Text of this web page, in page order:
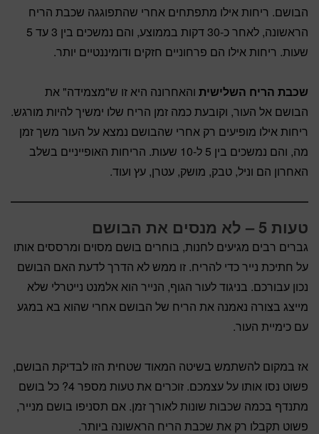
הבושם. ריחות אילו מתפתחים אחרי שהתפוגגה שכבת הריח
הראשונה, לאחר כ-30 דקות בממוצע, והם נמשכים בין 3 עד 5
שעות. ריחות אילו הם פרחוניים חזקים ודומיננטיים יותר.
שכבת הריח השלישית והאחרונה היא זו ש"מצמידה" את
הבושם אל העור, וקובעת כמה זמן הריח שלו ימשיך להיות מורגש.
ריחות אילו מופיעים רק אחרי שהבושם נמצא על העור משך זמן
מה, והם נמשכים בין 5 ל-10 שעות. הריחות האופייניים בשלב
האחרון הם וניל, טבק, מושק, עטרן, עץ ועוד.
טעות 5 – לא מנסים את הבושם
גברים רבים מגיעים לחנות, בוחרים בושם מסוים ומרססים אותו
על חתיכת נייר כדי להריח. זו ממש לא הדרך לדעת האם הבושם
נכון עבורכם. בניגוד לעור הגוף, הנייר הוא אלמנט נייטרלי שלא
מייצג בצורה נאמנה את הריח של הבושם אחרי שהוא בא במגע
עם כימיית העור.
אז במקום להשתמש בשיטה המאוד שטחית הזו לבדיקת הבושם,
פשוט נסו אותו על עצמכם. זוכרים את טעות מספר 4? כל בושם
מתנדף בכמה שכבות שונות לאורך זמן. אם תסניפו בושם מנייר,
פשוט תקבלו רק את שכבת הריח הראשונה ביותר.